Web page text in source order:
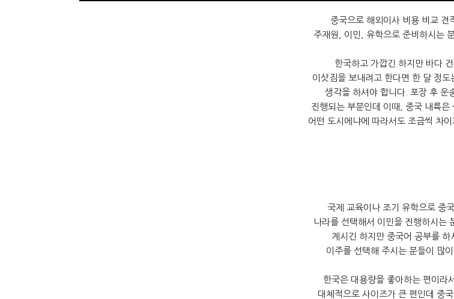
중국으로 해외이사 비용 비교 견
주재원, 이민, 유학으로 준비하시는 분
한국하고 가깝긴 하지만 바다 건
이삿짐을 보내려고 한다면 한 달 정도
생각을 하셔야 합니다. 포장 후 운
진행되는 부분인데 이때, 중국 내륙은
어떤 도시에냐에 따라서도 조금씩 차이
국제 교육이나 조기 유학으로 중
나라를 선택해서 이민을 진행하시는
계시긴 하지만 중국어 공부를 하
이주를 선택해 주시는 분들이 많
한국은 대용량을 좋아하는 편이라
대체적으로 사이즈가 큰 편인데 중